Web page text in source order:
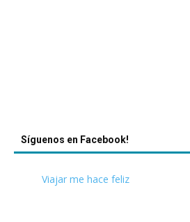
Síguenos en Facebook!
Viajar me hace feliz